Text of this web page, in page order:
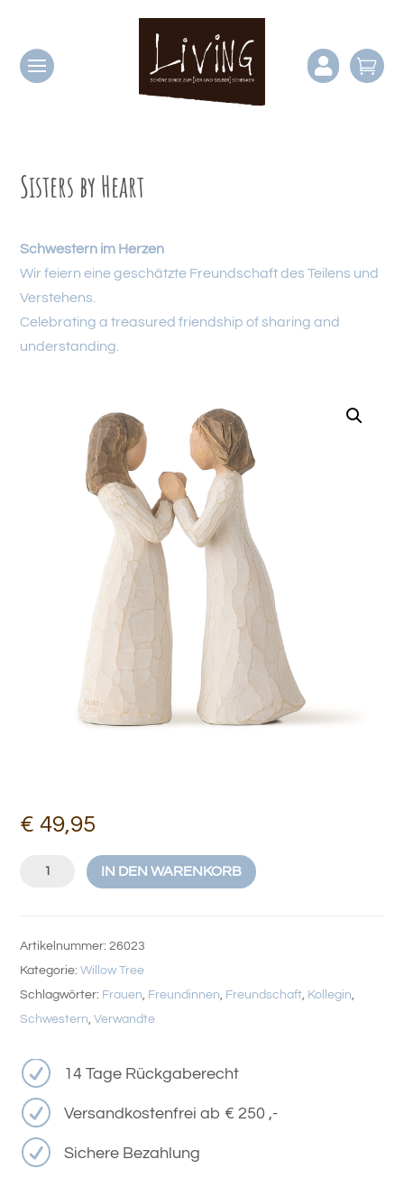
 
Sisters by Heart
Schwestern im Herzen
Wir feiern eine geschätzte Freundschaft des Teilens und
Verstehens.
Celebrating a treasured friendship of sharing and
understanding.
€ 49,95
Sisters
Menge
IN DEN WARENKORB
Artikelnummer:26023
Kategorie:Willow Tree
Schlagwörter: Frauen Freundinnen Freundschaft Kollegin
Schwestern ,Verwandte
R 14 Tage Rückgaberecht
R Versandkostenfrei ab € 250 ,-
R Sichere Bezahlung